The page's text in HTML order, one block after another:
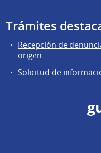
Trámites
Recepción de
origen
Solicitud de